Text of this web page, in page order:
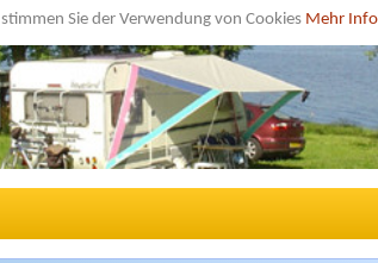
Sie der Verwendung von Cookies Mehr Info